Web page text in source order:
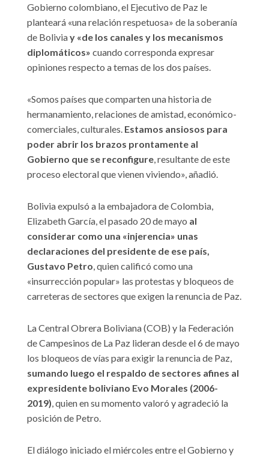
Gobierno colombiano, el Ejecutivo de Paz le
planteará «una relación respetuosa» de la soberanía
de Boliviay «de los canales y los mecanismos
diplomáticos» cuando corresponda expresar
opiniones respecto a temas de los dos países.
«Somos países que comparten una historia de
hermanamiento, relaciones de amistad, económico-
comerciales, culturales. Estamos ansiosos para
poder abrir los brazos prontamente al
Gobierno que se reconfigure , resultante de este
proceso electoral que vienen viviendo», añadió.
Bolivia expulsó a la embajadora de Colombia,
Elizabeth García, el pasado 20 de mayo al
considerar como una «injerencia» unas
declaraciones del presidente de ese país,
Gustavo Petro , quien calificó como una
«insurrección popular» las protestas y bloqueos de
carreteras de sectores que exigen la renuncia de Paz.
La Central Obrera Boliviana (COB) y la Federación
de Campesinos de La Paz lideran desde el 6 de mayo
los bloqueos de vías para exigir la renuncia de Paz,
sumando luego el respaldo de sectores afines al
expresidente boliviano Evo Morales (2006-
2019) , quien en su momento valoró y agradeció la
posición de Petro.
El diálogo iniciado el miércoles entre el Gobierno y